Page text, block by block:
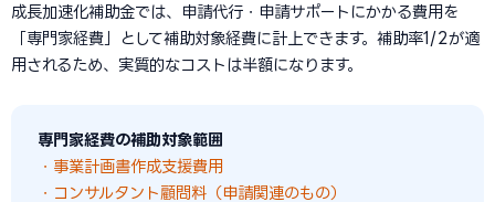
成長加速化補助金では、申請代行・申請サポートにかかる費用を
「専門家経費」として補助対象経費に計上できます。補助率1/2が適
用されるため、実質的なコストは半額になります。
専門家経費の補助対象範囲
・事業計画書作成支援費用
・コンサルタント顧問料（申請関連のもの）